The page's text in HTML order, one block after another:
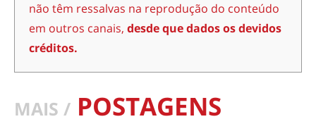
não têm ressalvas na reprodução do conteúdo
em outros canais, desde que dados os devidos
créditos.
MAIS / POSTAGENS